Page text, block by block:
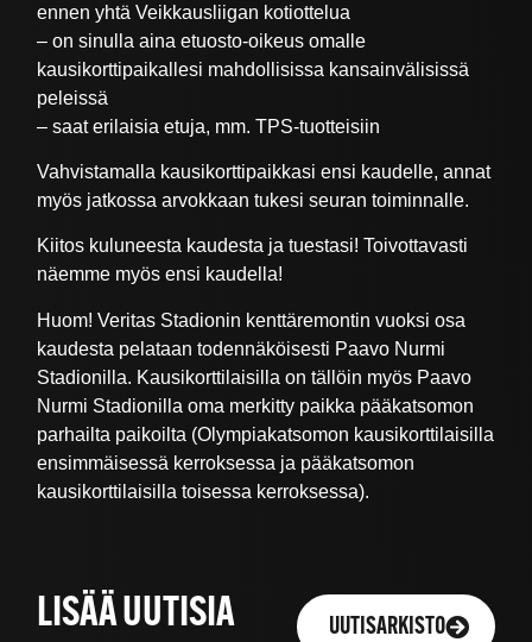
ennen yhtä Veikkausliigan kotiottelua
– on sinulla aina etuosto-oikeus omalle
kausikorttipaikallesi mahdollisissa kansainvälisissä
peleissä
– saat erilaisia etuja, mm. TPS-tuotteisiin
Vahvistamalla kausikorttipaikkasi ensi kaudelle, annat
myös jatkossa arvokkaan tukesi seuran toiminnalle.
Kiitos kuluneesta kaudesta ja tuestasi! Toivottavasti
näemme myös ensi kaudella!
Huom! Veritas Stadionin kenttäremontin vuoksi osa
kaudesta pelataan todennäköisesti Paavo Nurmi
Stadionilla. Kausikorttilaisilla on tällöin myös Paavo
Nurmi Stadionilla oma merkitty paikka pääkatsomon
parhailta paikoilta (Olympiakatsomon kausikorttilaisilla
ensimmäisessä kerroksessa ja pääkatsomon
kausikorttilaisilla toisessa kerroksessa).
LISÄÄ UUTISIA UUTISARKISTO